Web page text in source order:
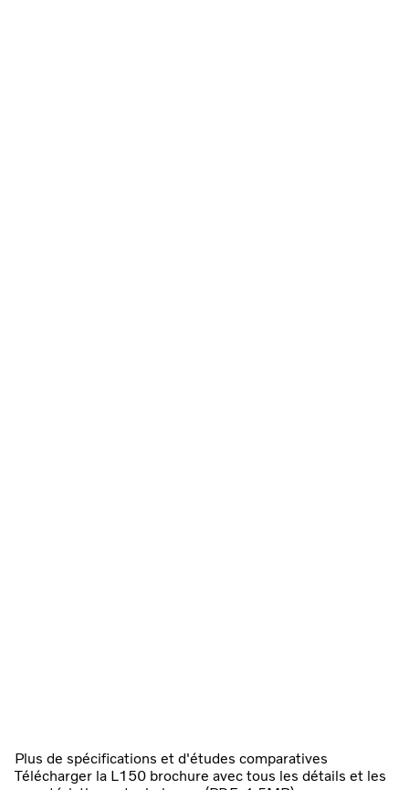
Plus de spécifications et d'études comparatives
Télécharger la L150 brochure avec tous les détails et les